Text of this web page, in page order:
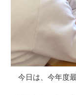
今日は、今年度